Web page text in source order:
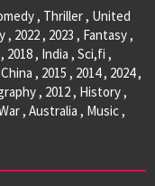
, Thriller , United
2022 , 2023 , Fantasy ,
2018 , India , Sci,fi ,
, 2015 , 2014 , 2024 ,
, 2012 , History ,
, Australia , Music ,